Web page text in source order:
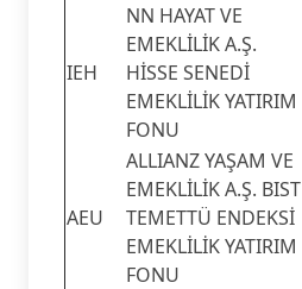
IEH
NN HAYAT VE
EMEKLİLİK A.Ş.
HİSSE SENEDİ
EMEKLİLİK YATIRIM
FONU
AEU
ALLIANZ YAŞAM VE
EMEKLİLİK A.Ş. BIST
TEMETTÜ ENDEKSİ
EMEKLİLİK YATIRIM
FONU